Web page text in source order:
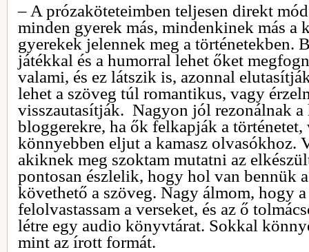
– A prózaköteteimben teljesen direkt
minden gyerek más, mindenkinek más a
gyerekek jelennek meg a történetekben.
játékkal és a humorral lehet őket
valami, és ez látszik is, azonnal
lehet a szöveg túl romantikus, vagy
visszautasítják. Nagyon jól rezonálnak a
bloggerekre, ha ők felkapják a
könnyebben eljut a kamasz olvasókhoz.
akiknek meg szoktam mutatni az
pontosan észlelik, hogy hol van bennük
követhető a szöveg. Nagy álmom, hogy
felolvastassam a verseket, és az ő
létre egy audio könyvtárat. Sokkal
mint az írott formát.